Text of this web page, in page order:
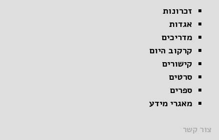
זכרונות
אגדות
מדריכים
קרקוב היום
קישורים
סרטים
ספרים
מאגרי מידע
צור קשר